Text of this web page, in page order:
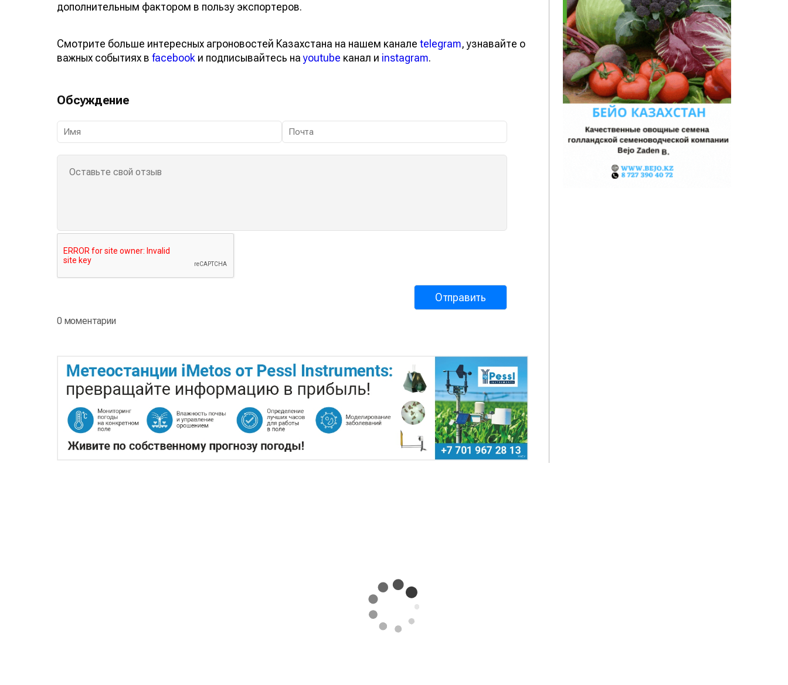
дополнительным фактором в пользу экспортеров.
Смотрите больше интересных агроновостей Казахстана на нашем канале telegram, узнавайте о
важных событиях в facebook и подписывайтесь наyoutube канал и instagram.
Обсуждение
0 моментарии